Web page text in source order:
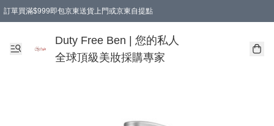
訂單買滿$999即包京東送貨上門或京東自提點
Duty Free Ben | 您的私人
全球頂級美妝採購專家